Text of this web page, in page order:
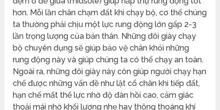
hơn. Mỗi lần chân chạm đất khi chạy bộ, cơ thể chúng
ta thường phải chịu một lực rung động lớn gấp 2-3
lần trọng lượng của bản thân. Những đôi giày chạy
bộ chuyên dụng sẽ giúp bảo vệ chân khỏi những
rung động này và giúp chúng ta có thể chạy an toàn.
Ngoài ra, những đôi giày này còn giúp người chạy hạn
chế được những vấn đề như lật cổ chân khi tiếp đất,
hạn chế mất thể lực nhờ độ đàn hồi cao, cảm giác
thoải mái nhờ khối lượng nhẹ hay thông thoáng khí